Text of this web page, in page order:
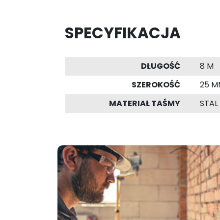
SPECYFIKACJA
DŁUGOŚĆ
8 M
SZEROKOŚĆ
25
MATERIAŁ TAŚMY
STAL